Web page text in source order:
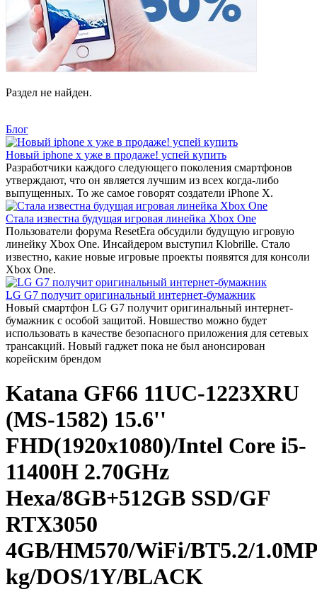
Раздел не найден.
Блог
Новый iphone x уже в продаже! успей купить
Разработчики каждого следующего поколения смартфонов
утверждают, что он является лучшим из всех когда-либо
выпущенных. То же самое говорят создатели iPhone X.
Стала известна будущая игровая линейка Xbox One
Пользователи форума ResetEra обсудили будущую игровую
линейку Xbox One. Инсайдером выступил Klobrille. Стало
известно, какие новые игровые проекты появятся для консоли
Xbox One.
LG G7 получит оригинальный интернет-бумажник
Новый смартфон LG G7 получит оригинальный интернет-
бумажник с особой защитой. Новшество можно будет
использовать в качестве безопасного приложения для сетевых
трансакций. Новый гаджет пока не был анонсирован
корейским брендом
Katana GF66 11UC-1223XRU
(MS-1582) 15.6''
FHD(1920x1080)/Intel Core i5-
11400H 2.70GHz
Hexa/8GB+512GB SSD/GF
RTX3050
4GB/HM570/WiFi/BT5.2/
kg/DOS/1Y/BLACK